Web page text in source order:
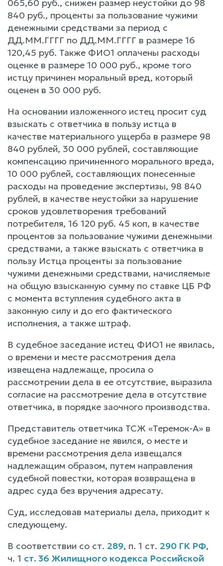
065,60 руб., снижен размер неустойки до 98
840 руб., проценты за пользование чужими
денежными средствами за период с
ДД.ММ.ГГГГ по ДД.ММ.ГГГГ в размере 16
120,45 руб. Также ФИО1 оплачены расходы
оценке в размере 10 000 руб., кроме того
истцу причинен моральный вред, который
оценен в 30 000 руб.
На основании изложенного истец просит суд
взыскать с ответчика в пользу истца в
качестве материального ущерба в размере 98
840 рублей, 30 000 рублей, составляющие
компенсацию причиненного морального вреда,
10 000 рублей, составляющих понесенные
расходы на проведение экспертизы, 98 840
рублей, в качестве неустойки за нарушение
сроков удовлетворения требований
потребителя, 16 120 руб. 45 коп, в качестве
процентов за пользование чужими денежными
средствами, а также взыскать с ответчика в
пользу Истца проценты за пользование
чужими денежными средствами, начисляемые
на общую взысканную сумму по ставке ЦБ РФ
с момента вступления судебного акта в
законную силу и до его фактического
исполнения, а также штраф.
В судебное заседание истец ФИО1 не явилась,
о времени и месте рассмотрения дела
извещена надлежаще, просила о
рассмотрении дела в ее отсутствие, выразила
согласие на рассмотрение дела в отсутствие
ответчика, в порядке заочного производства.
Представитель ответчика ТСЖ «Теремок-А» в
судебное заседание не явился, о месте и
времени рассмотрения дела извещался
надлежащим образом, путем направления
судебной повестки, которая возвращена в
адрес суда без вручения адресату.
Суд, исследовав материалы дела, приходит к
следующему.
В соответствии со ст. 289, п. 1 ст. 290 ГК РФ,
ч. 1 ст. 36 Жилищного кодекса Российской